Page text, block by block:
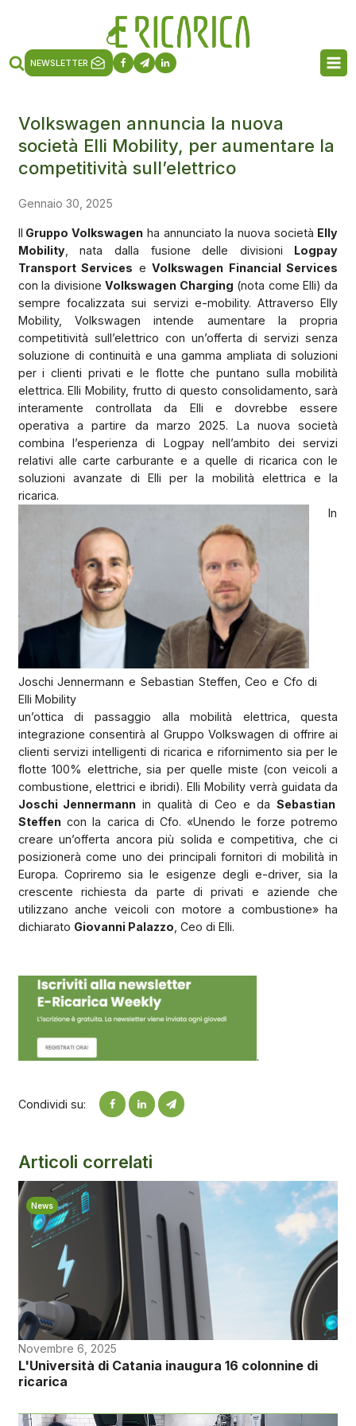
NEWSLETTER
Volkswagen annuncia la nuova
società Elli Mobility, per aumentare la
competitività sull’elettrico
Gennaio 30, 2025
Il Gruppo Volkswagen ha annunciato la nuova società Elly
Mobility, nata dalla fusione delle divisioni Logpay
Transport Services eVolkswagen Financial Services
con la divisioneVolkswagen Charging (nota come Elli) da
sempre focalizzata sui servizi e-mobility. Attraverso Elly
Mobility, Volkswagen intende aumentare la propria
competitività sull’elettrico con un’offerta di servizi senza
soluzione di continuità e una gamma ampliata di soluzioni
per i clienti privati e le flotte che puntano sulla mobilità
elettrica. Elli Mobility, frutto di questo consolidamento, sarà
interamente controllata da Elli e dovrebbe essere
operativa a partire da marzo 2025. La nuova società
combina l’esperienza di Logpay nell’ambito dei servizi
relativi alle carte carburante e a quelle di ricarica con le
soluzioni avanzate di Elli per la mobilità elettrica e la
ricarica.
Joschi Jennermann e Sebastian Steffen, Ceo e Cfo di
Elli Mobility
In
un’ottica di passaggio alla mobilità elettrica, questa
integrazione consentirà al Gruppo Volkswagen di offrire ai
clienti servizi intelligenti di ricarica e rifornimento sia per le
flotte 100% elettriche, sia per quelle miste (con veicoli a
combustione, elettrici e ibridi). Elli Mobility verrà guidata da
Joschi Jennermann in qualità di Ceo e da Sebastian
Steffencon la carica di Cfo. «Unendo le forze potremo
creare un’offerta ancora più solida e competitiva, che ci
posizionerà come uno dei principali fornitori di mobilità in
Europa. Copriremo sia le esigenze degli e-driver, sia la
crescente richiesta da parte di privati e aziende che
utilizzano anche veicoli con motore a combustione» ha
dichiarato Giovanni Palazzo , Ceo di Elli.
.
Condividi su:
Articoli correlati
News
Novembre 6, 2025
L'Università di Catania inaugura 16 colonnine di
ricarica